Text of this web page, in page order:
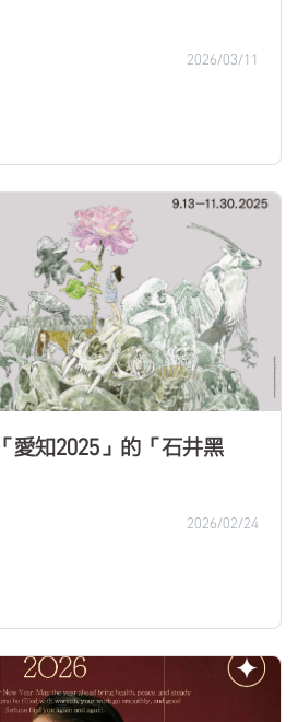
2026/03/11
愛知2025」的「石井黑
2026/02/24